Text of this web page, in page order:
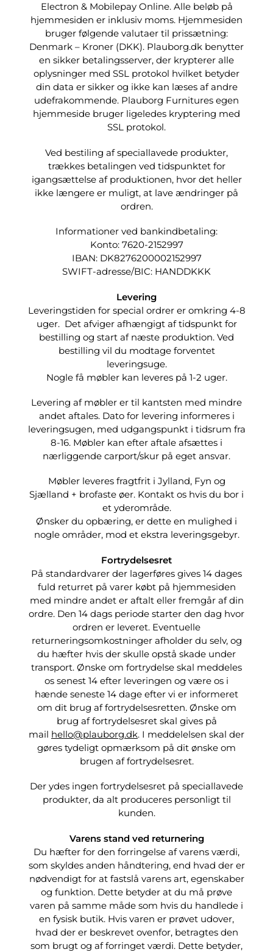
Electron & Mobilepay Online. Alle beløb på
hjemmesiden er inklusiv moms. Hjemmesiden
bruger følgende valutaer til prissætning:
Denmark – Kroner (DKK). Plauborg.dk benytter
en sikker betalingsserver, der krypterer alle
oplysninger med SSL protokol hvilket betyder
din data er sikker og ikke kan læses af andre
udefrakommende. Plauborg Furnitures egen
hjemmeside bruger ligeledes kryptering med
SSL protokol.
Ved bestiling af speciallavede produkter,
trækkes betalingen ved tidspunktet for
igangsættelse af produktionen, hvor det heller
ikke længere er muligt, at lave ændringer på
ordren.
Informationer ved bankindbetaling:
Konto: 7620-2152997
IBAN: DK8276200002152997
SWIFT-adresse/BIC: HANDDKKK
Levering
Leveringstiden for special ordrer er omkring 4-8
uger. Det afviger afhængigt af tidspunkt for
bestilling og start af næste produktion. Ved
bestilling vil du modtage forventet
leveringsuge.
Nogle få møbler kan leveres på 1-2 uger.
Levering af møbler er til kantsten med mindre
andet aftales. Dato for levering informeres i
leveringsugen, med udgangspunkt i tidsrum fra
8-16. Møbler kan efter aftale afsættes i
nærliggende carport/skur på eget ansvar.
Møbler leveres fragtfrit i Jylland, Fyn og
Sjælland + brofaste øer. Kontakt os hvis du bor i
et yderområde.
Ønsker du opbæring, er dette en mulighed i
nogle områder, mod et ekstra leveringsgebyr.
Fortrydelsesret
På standardvarer der lagerføres gives 14 dages
fuld returret på varer købt på hjemmesiden
med mindre andet er aftalt eller fremgår af din
ordre. Den 14 dags periode starter den dag hvor
ordren er leveret. Eventuelle
returneringsomkostninger afholder du selv, og
du hæfter hvis der skulle opstå skade under
transport. Ønske om fortrydelse skal meddeles
os senest 14 efter leveringen og være os i
hænde seneste 14 dage efter vi er informeret
om dit brug af fortrydelsesretten. Ønske om
brug af fortrydelsesret skal gives på
mail hello@plauborg.dk. I meddelelsen skal der
gøres tydeligt opmærksom på dit ønske om
brugen af fortrydelsesret.
Der ydes ingen fortrydelsesret på speciallavede
produkter, da alt produceres personligt til
kunden.
Varens stand ved returnering
Du hæfter for den forringelse af varens værdi,
som skyldes anden håndtering, end hvad der er
nødvendigt for at fastslå varens art, egenskaber
og funktion. Dette betyder at du må prøve
varen på samme måde som hvis du handlede i
en fysisk butik. Hvis varen er prøvet udover,
hvad der er beskrevet ovenfor, betragtes den
som brugt og af forringet værdi. Dette betyder,